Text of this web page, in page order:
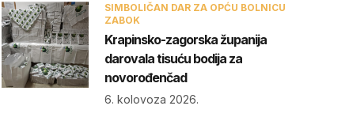
SIMBOLIČAN DAR ZA OPĆU BOLNICU
ZABOK
Krapinsko-zagorska županija
darovala tisuću bodija za
novorođenčad
6. kolovoza 2026.